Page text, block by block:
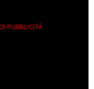
PUBBLICITÀ